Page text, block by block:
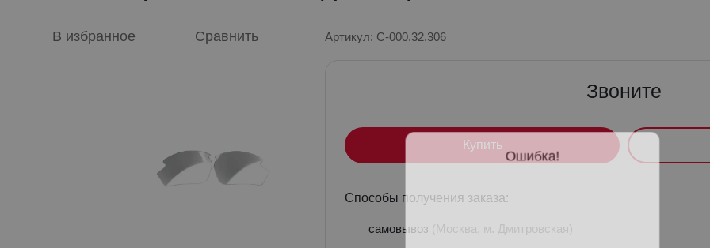
В избранное Сравнить Артикул: C-000.32.306
Звоните
Купить
Способы получения заказа:
самовывоз (Москва, м. Дмитровская)
Ошибка!